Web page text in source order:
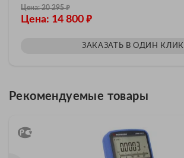
Цена: 20 295₽
Цена: 14 800 ₽
ЗАКАЗАТЬ В ОДИН КЛИК
Рекомендуемые товары